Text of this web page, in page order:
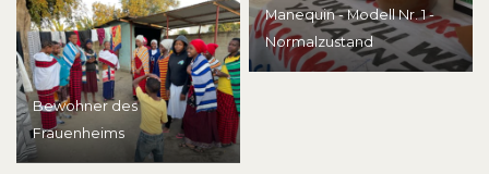
Bewohner des
Frauenheims
Manequin - Modell Nr. 1 -
Normalzustand